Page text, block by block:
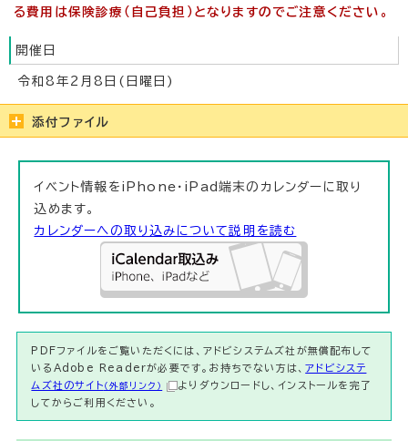
る費用は保険診療（自己負担）となりますのでご注意ください。
開催日
令和8年2月8日(日曜日)
添付ファイル
イベント情報をiPhone・iPad端末のカレンダーに取り
込めます。
カレンダーへの取り込みについて説明を読む
PDFファイルをご覧いただくには、アドビシステムズ社が無償配布して
いるAdobe Readerが必要です。お持ちでない方は、アドビシステ
ムズ社のサイト （外部リンク）
よりダウンロードし、インストールを完了
してからご利用ください。